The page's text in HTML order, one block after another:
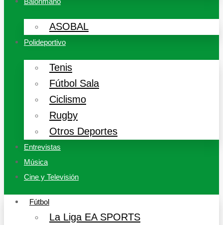
ASOBAL
Polideportivo
Tenis
Fútbol Sala
Ciclismo
Rugby
Otros Deportes
Entrevistas
Música
Cine y Televisión
Fútbol
La Liga EA SPORTS